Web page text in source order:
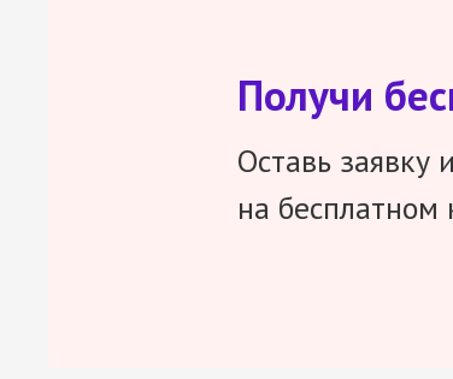
Получи
Оставь заявку
на бесплатном